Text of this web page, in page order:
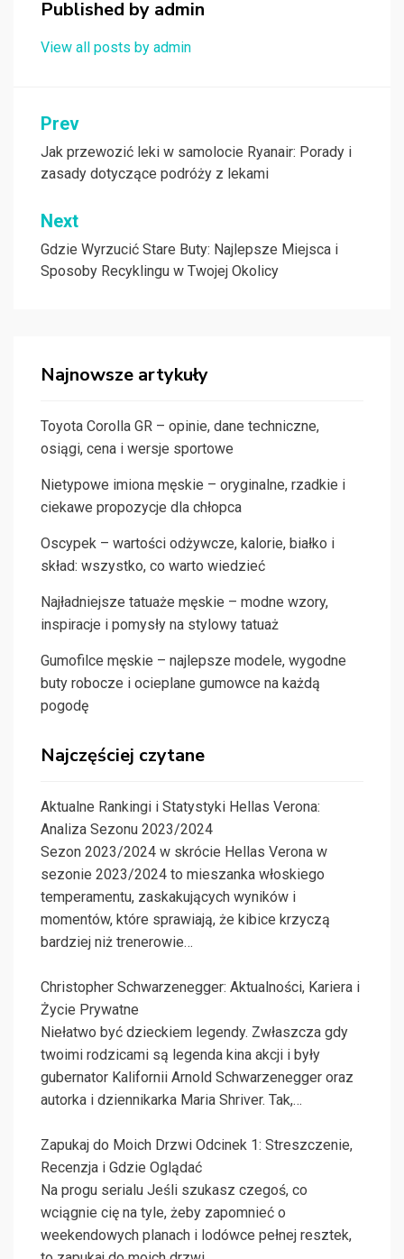
Published by admin
View all posts by admin
Nawigacja
wpisu
Prev
Jak przewozić leki w samolocie Ryanair: Porady i
zasady dotyczące podróży z lekami
Next
Gdzie Wyrzucić Stare Buty: Najlepsze Miejsca i
Sposoby Recyklingu w Twojej Okolicy
Najnowsze artykuły
Toyota Corolla GR – opinie, dane techniczne,
osiągi, cena i wersje sportowe
Nietypowe imiona męskie – oryginalne, rzadkie i
ciekawe propozycje dla chłopca
Oscypek – wartości odżywcze, kalorie, białko i
skład: wszystko, co warto wiedzieć
Najładniejsze tatuaże męskie – modne wzory,
inspiracje i pomysły na stylowy tatuaż
Gumofilce męskie – najlepsze modele, wygodne
buty robocze i ocieplane gumowce na każdą
pogodę
Najczęściej czytane
Aktualne Rankingi i Statystyki Hellas Verona:
Analiza Sezonu 2023/2024
Sezon 2023/2024 w skrócie Hellas Verona w
sezonie 2023/2024 to mieszanka włoskiego
temperamentu, zaskakujących wyników i
momentów, które sprawiają, że kibice krzyczą
bardziej niż trenerowie…
Christopher Schwarzenegger: Aktualności, Kariera i
Życie Prywatne
Niełatwo być dzieckiem legendy. Zwłaszcza gdy
twoimi rodzicami są legenda kina akcji i były
gubernator Kalifornii Arnold Schwarzenegger oraz
autorka i dziennikarka Maria Shriver. Tak,…
Zapukaj do Moich Drzwi Odcinek 1: Streszczenie,
Recenzja i Gdzie Oglądać
Na progu serialu Jeśli szukasz czegoś, co
wciągnie cię na tyle, żeby zapomnieć o
weekendowych planach i lodówce pełnej resztek,